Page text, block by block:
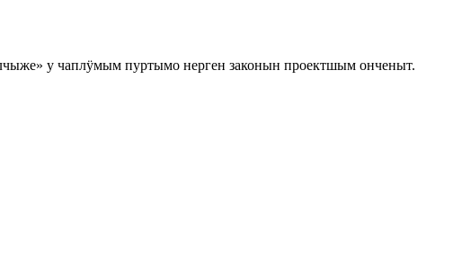
у чаплӱмым пуртымо нерген законын проектшым онченыт.